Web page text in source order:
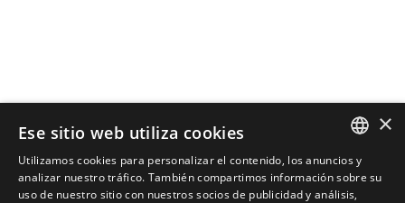
SPANISH
×
Ese sitio web utiliza cookies
Utilizamos cookies para personalizar el contenido, los anuncios y
analizar nuestro tráfico. También compartimos información sobre su
uso de nuestro sitio con nuestros socios de publicidad y análisis,